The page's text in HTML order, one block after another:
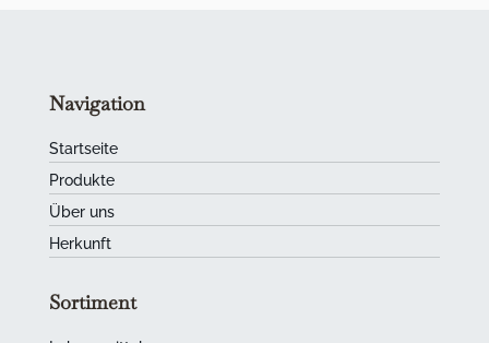
Navigation
Startseite
Produkte
Über uns
Herkunft
Sortiment